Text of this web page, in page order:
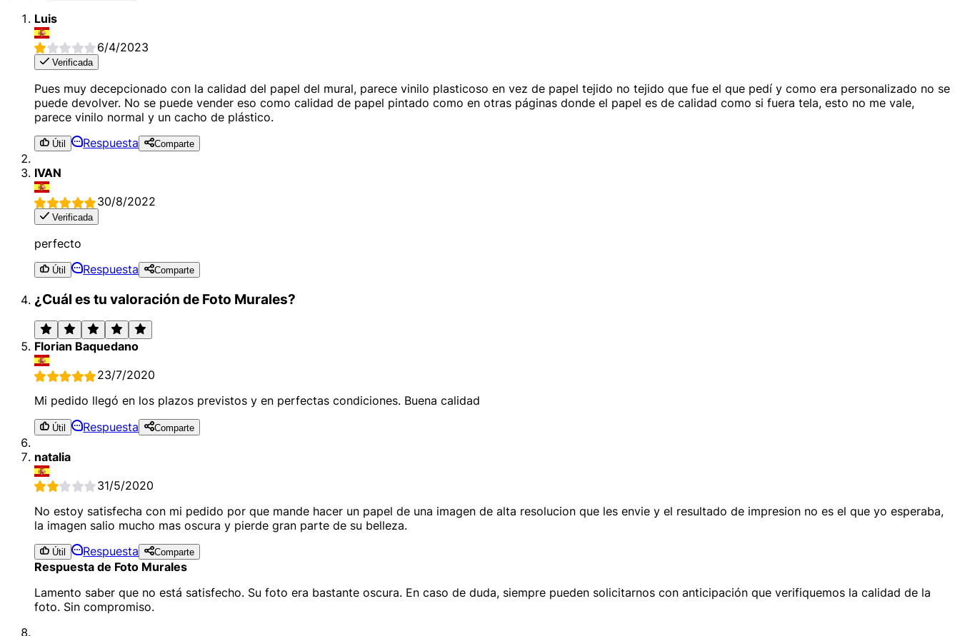
Luis
6/4/2023
Verificada
Pues muy decepcionado con la calidad del papel del mural, parece vinilo plasticoso en vez de papel tejido no tejido que fue el que pedí y como era personalizado no se
puede devolver. No se puede vender eso como calidad de papel pintado como en otras páginas donde el papel es de calidad como si fuera tela, esto no me vale,
parece vinilo normal y un cacho de plástico.
Útil Respuesta Comparte
IVAN
30/8/2022
Verificada
perfecto
Útil Respuesta Comparte
¿Cuál es tu valoración de Foto Murales?
Florian Baquedano
23/7/2020
Mi pedido llegó en los plazos previstos y en perfectas condiciones. Buena calidad
Útil Respuesta Comparte
natalia
31/5/2020
No estoy satisfecha con mi pedido por que mande hacer un papel de una imagen de alta resolucion que les envie y el resultado de impresion no es el que yo esperaba,
la imagen salio mucho mas oscura y pierde gran parte de su belleza.
Útil Respuesta Comparte
Respuesta de Foto Murales
Lamento saber que no está satisfecho. Su foto era bastante oscura. En caso de duda, siempre pueden solicitarnos con anticipación que verifiquemos la calidad de la
foto. Sin compromiso.